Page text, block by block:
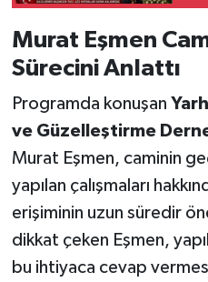
Murat Eşmen
Sürecini Anlattı
Programda konuşan
ve Güzelleştirme
Murat Eşmen, caminin
yapılan çalışmaları
erişiminin uzun süredir
dikkat çeken Eşmen,
bu ihtiyaca cevap